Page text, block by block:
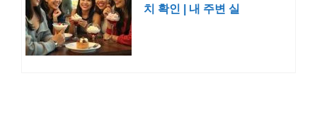
치 확인 | 내 주변 실